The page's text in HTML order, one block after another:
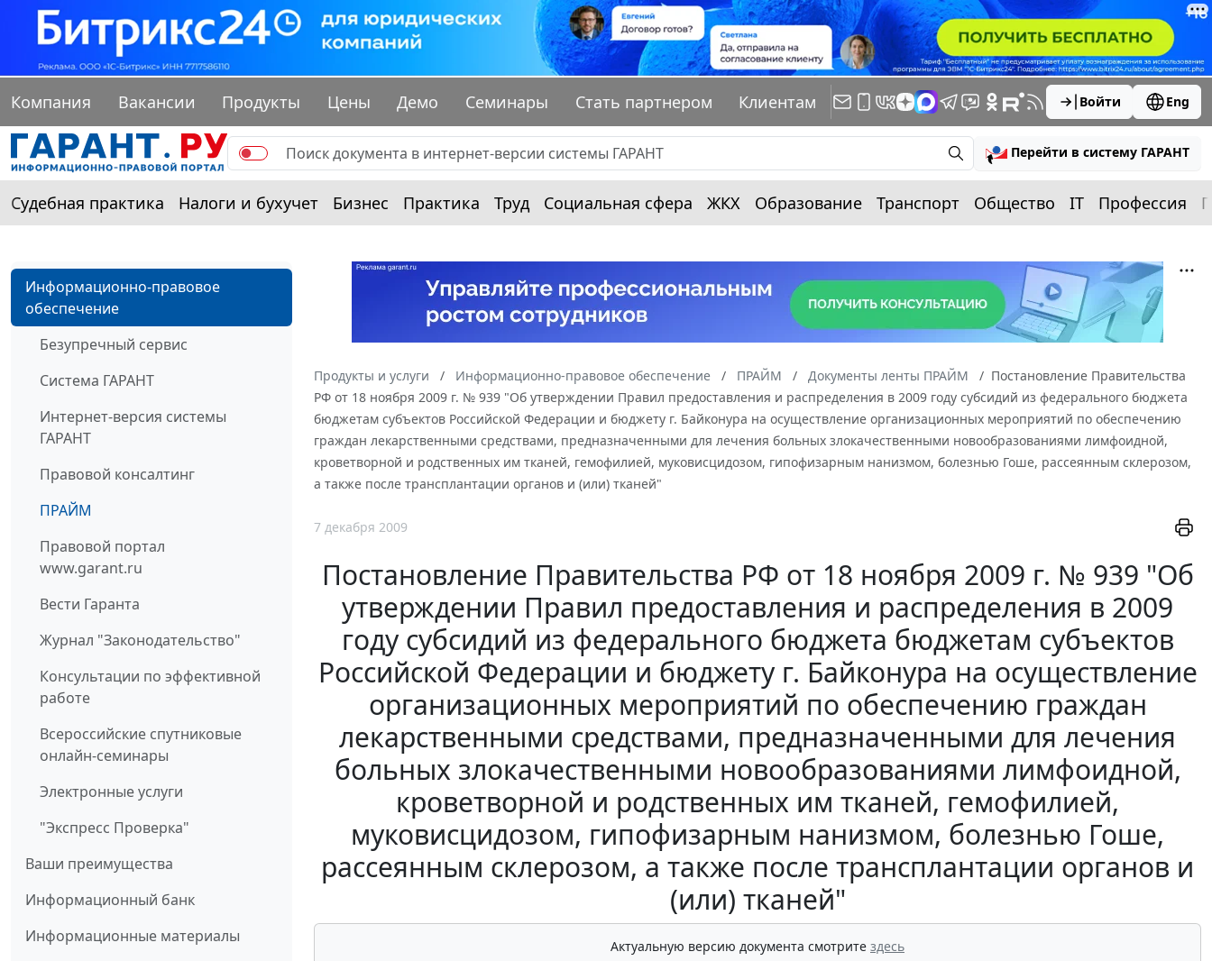
Компания Вакансии Продукты Цены Демо Семинары Стать партнером Клиентам Войти Eng
Перейти в систему ГАРАНТ
Судебная практика Налоги и бухучет Бизнес Практика Труд Социальная сфера ЖКХ Образование Транспорт Общество IT Профессия
Информационно-правовое
обеспечение
Безупречный сервис
Система ГАРАНТ
Интернет-версия системы
ГАРАНТ
Правовой консалтинг
ПРАЙМ
Правовой портал
www.garant.ru
Вести Гаранта
Журнал "Законодательство"
Консультации по эффективной
работе
Всероссийские спутниковые
онлайн-семинары
Электронные услуги
"Экспресс Проверка"
Ваши преимущества
Информационный банк
Информационные материалы
Продукты и услуги Информационно-правовое обеспечение ПРАЙМ Документы ленты ПРАЙМ
Постановление Правительства
РФ от 18 ноября 2009 г. № 939 "Об утверждении Правил предоставления и распределения в 2009 году субсидий из федерального бюджета
бюджетам субъектов Российской Федерации и бюджету г. Байконура на осуществление организационных мероприятий по обеспечению
граждан лекарственными средствами, предназначенными для лечения больных злокачественными новообразованиями лимфоидной,
кроветворной и родственных им тканей, гемофилией, муковисцидозом, гипофизарным нанизмом, болезнью Гоше, рассеянным склерозом,
а также после трансплантации органов и (или) тканей"
7 декабря 2009
Постановление Правительства РФ от 18 ноября 2009 г. № 939 "Об
утверждении Правил предоставления и распределения в 2009
году субсидий из федерального бюджета бюджетам субъектов
Российской Федерации и бюджету г. Байконура на осуществление
организационных мероприятий по обеспечению граждан
лекарственными средствами, предназначенными для лечения
больных злокачественными новообразованиями лимфоидной,
кроветворной и родственных им тканей, гемофилией,
муковисцидозом, гипофизарным нанизмом, болезнью Гоше,
рассеянным склерозом, а также после трансплантации органов и
(или) тканей"
Актуальную версию документа смотрите здесь